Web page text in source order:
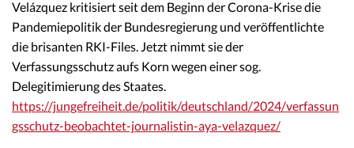
Velázquez kritisiert seit dem Beginn der Corona-Krise die
Pandemiepolitik der Bundesregierung und veröffentlichte
die brisanten RKI-Files. Jetzt nimmt sie der
Verfassungsschutz aufs Korn wegen einer sog.
Delegitimierung des Staates.
https://jungefreiheit.de/politik/deutschland/2024/verfassun
gsschutz-beobachtet-journalistin-aya-velazquez/